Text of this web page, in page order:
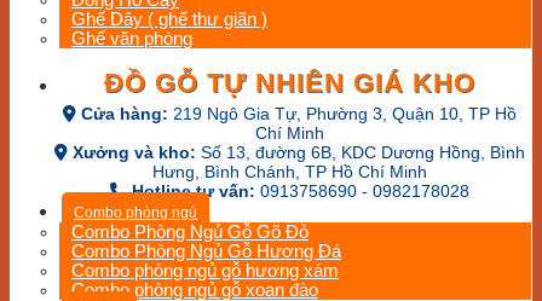
Ghế Dây ( ghế thư giãn )
Ghế văn phòng
ĐỒ GỖ TỰ NHIÊN GIÁ KHO
Cửa hàng: 219 Ngô Gia Tự, Phường 3, Quận 10, TP Hồ
Chí Minh
Xưởng và kho: Số 13, đường 6B, KDC Dương Hồng, Bình
Hưng, Bình Chánh, TP Hồ Chí Minh
Hotline tư vấn: 0913758690 - 0982178028
Combo phòng ngủ
Combo Phòng Ngủ Gỗ Gõ Đỏ
Combo Phòng Ngủ Gỗ Hương Đá
Combo phòng ngủ gỗ hương xám
Combo phòng ngủ gỗ xoan đào